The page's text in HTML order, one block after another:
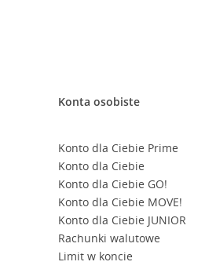
Konta osobiste
Konto dla Ciebie Prime
Konto dla Ciebie
Konto dla Ciebie GO!
Konto dla Ciebie MOVE!
Konto dla Ciebie JUNIOR
Rachunki walutowe
Limit w koncie